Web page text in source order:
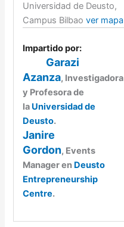
Universidad de Deusto,
Campus Bilbaover mapa
Impartido por:
Garazi
Azanza, Investigadora
y Profesora de
la Universidad de
Deusto.
Janire
Gordon, Events
Manager en Deusto
Entrepreneurship
Centre.